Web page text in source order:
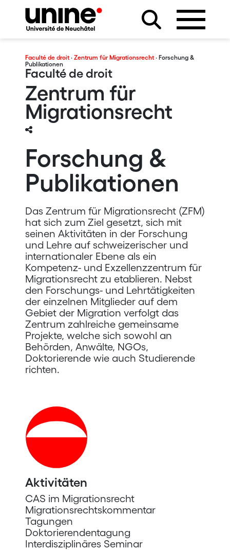
Faculté de droit· Zentrum für Migrationsrecht· Forschung &
Publikationen
Faculté de droit
Zentrum für
Migrationsrecht
Forschung &
Publikationen
Das Zentrum für Migrationsrecht (ZFM)
hat sich zum Ziel gesetzt, sich mit
seinen Aktivitäten in der Forschung
und Lehre auf schweizerischer und
internationaler Ebene als ein
Kompetenz- und Exzellenzzentrum für
Migrationsrecht zu etablieren. Nebst
den Forschungs- und Lehrtätigkeiten
der einzelnen Mitglieder auf dem
Gebiet der Migration verfolgt das
Zentrum zahlreiche gemeinsame
Projekte, welche sich sowohl an
Behörden, Anwälte, NGOs,
Doktorierende wie auch Studierende
richten.
Aktivitäten
CAS im Migrationsrecht
Migrationsrechtskommentar
Tagungen
Doktorierendentagung
Interdisziplinäres Seminar